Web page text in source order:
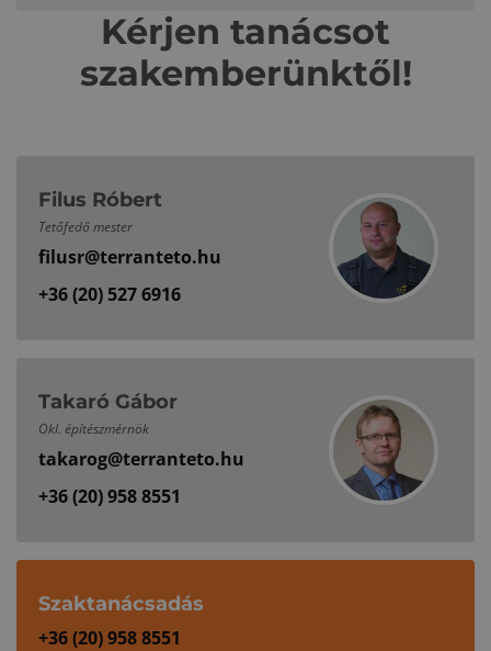
Kérjen tanácsot
szakemberünktől!
Filus Róbert
Tetőfedő mester
filusr@terranteto.hu
+36 (20) 527 6916
Takaró Gábor
Okl. építészmérnök
takarog@terranteto.hu
+36 (20) 958 8551
Szaktanácsadás
+36 (20) 958 8551